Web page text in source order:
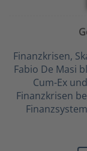
Finanzkrisen,
Fabio De Masi
Cum-Ex
Finanzkrisen